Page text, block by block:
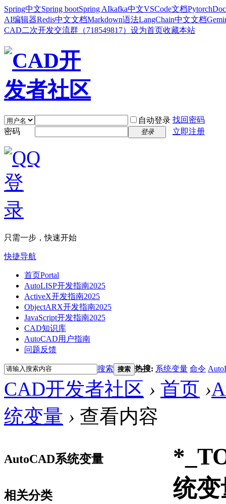
Spring中文Spring bootSpring AIkafka中文VSCode文档Pytorch
AI编辑器Redis中文文档Markdown语法LangChain中文文档
CAD二次开发交流群（718549817） 设为首页收藏本站
自动登录 找回密码
密码
登录 立即注册
只需一步，快速开始
快捷导航
首页Portal
AutoLISP开发指南2025
ActiveX开发指南2025
ObjectARX开发指南2025
JavaScript开发指南2025
CAD知识库
AutoCAD用户指南
问题反馈
搜索 搜索 热搜: 系统变量 命令
CAD开发者社区 › 首页 ›
统变量 › 查看内容
AutoCAD系统变量
相关分类
统